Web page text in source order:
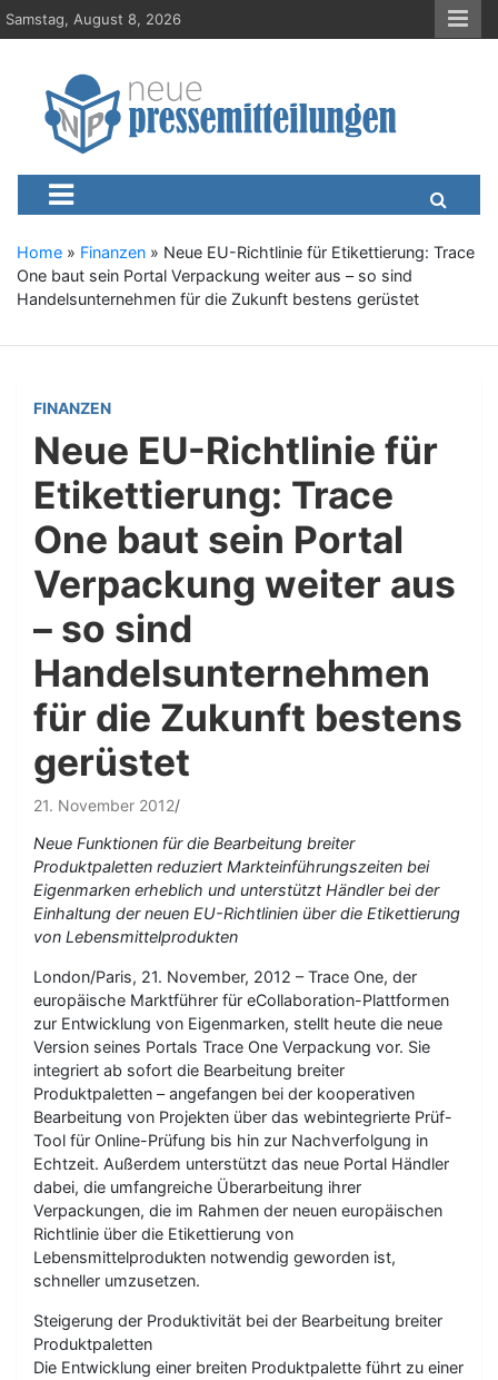
S
k
Samstag, August 8, 2026
Neue-
Presseportal, Nachrichten, News, Meldungen, Wirtschaft
Home » Finanzen » Neue EU-Richtlinie für Etikettierung: Trace
One baut sein Portal Verpackung weiter aus – so sind
Handelsunternehmen für die Zukunft bestens gerüstet
FINANZEN
Neue EU-Richtlinie für
Etikettierung: Trace
One baut sein Portal
Verpackung weiter aus
– so sind
Handelsunternehmen
für die Zukunft bestens
gerüstet
21. November 2012
Neue Funktionen für die Bearbeitung breiter
Produktpaletten reduziert Markteinführungszeiten bei
Eigenmarken erheblich und unterstützt Händler bei der
Einhaltung der neuen EU-Richtlinien über die Etikettierung
von Lebensmittelprodukten
London/Paris, 21. November, 2012 – Trace One, der
europäische Marktführer für eCollaboration-Plattformen
zur Entwicklung von Eigenmarken, stellt heute die neue
Version seines Portals Trace One Verpackung vor. Sie
integriert ab sofort die Bearbeitung breiter
Produktpaletten – angefangen bei der kooperativen
Bearbeitung von Projekten über das webintegrierte Prüf-
Tool für Online-Prüfung bis hin zur Nachverfolgung in
Echtzeit. Außerdem unterstützt das neue Portal Händler
dabei, die umfangreiche Überarbeitung ihrer
Verpackungen, die im Rahmen der neuen europäischen
Richtlinie über die Etikettierung von
Lebensmittelprodukten notwendig geworden ist,
schneller umzusetzen.
Steigerung der Produktivität bei der Bearbeitung breiter
Produktpaletten
Die Entwicklung einer breiten Produktpalette führt zu einer